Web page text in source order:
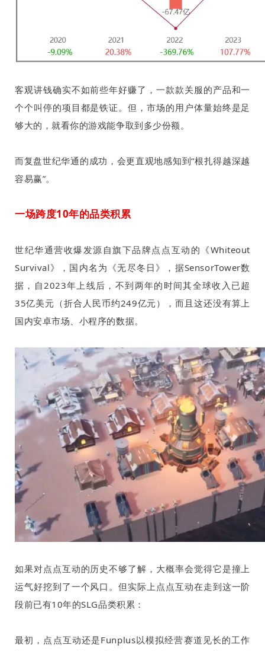
客观讲钱确实不如前些年好赚了，一款款关服的产品和一
个个叫停的项目都是铁证。但，市场的用户体量始终是足
够大的，就看你的游戏能争取到多少份额。
而复盘世纪华通的成功，会更直观地感知到“根扎得越深越
容易赢”。
一场跨度10年的品类积累
世纪华通营收爆发源自旗下品牌点点互动的《Whiteout
Survival》，国内名为《无尽冬日》，据SensorTower数
据，自2023年上线后，不到两年的时间其全球收入已超
35亿美元（折合人民币约249亿元），而且这还没有算上
国内安卓市场、小程序的数据。
如果对点点互动的历史不够了解，大概率会觉得它是撞上
运气好挖到了一个风口。但实际上点点互动在走到这一阶
段前已有10年的SLG品类积累：
最初，点点互动还是Funplus以模拟经营赛道见长的工作